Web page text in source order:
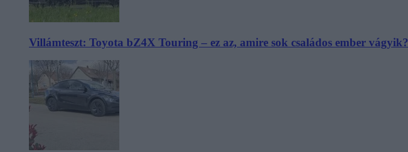
Villámteszt: Toyota bZ4X Touring – ez az, amire sok családos ember vágyik?